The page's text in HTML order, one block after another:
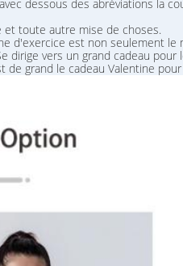
dessous des abréviations la
et toute autre mise de choses.
d'exercice est non seulement
dirige vers un grand cadeau
grand le cadeau Valentine